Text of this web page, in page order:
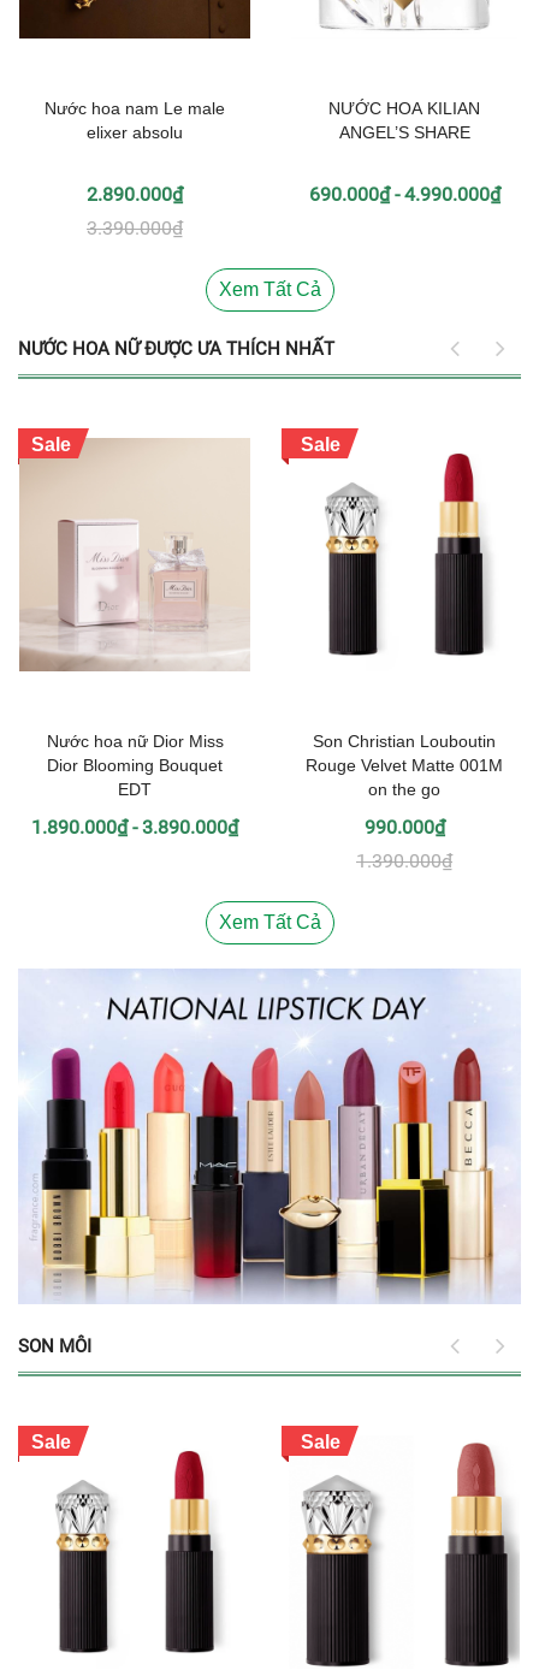
Nước hoa nam Le male
elixer absolu
2.890.000₫
3.390.000₫
NƯỚC HOA KILIAN
ANGEL’S SHARE
690.000₫ - 4.990.000₫
Xem Tất Cả
NƯỚC HOA NỮ ĐƯỢC ƯA THÍCH NHẤT
Sale
Nước hoa nữ Dior Miss
Dior Blooming Bouquet
EDT
1.890.000₫ - 3.890.000₫
Sale
Son Christian Louboutin
Rouge Velvet Matte 001M
on the go
990.000₫
1.390.000₫
Xem Tất Cả
SON MÔI
Sale Sale